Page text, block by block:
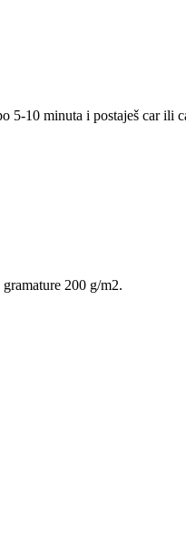
10 minuta i postaješ car ili
200 g/m2.